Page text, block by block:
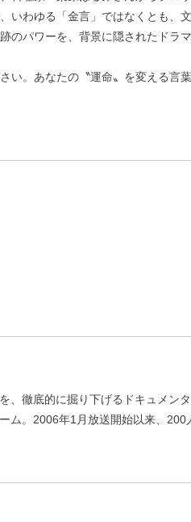
いわゆる「金言」ではなくとも、
のパワーを、背景に隠されたドラ
い。あなたの〝運命〟を変える言
、徹底的に掘り下げるドキュメン
。2006年1月放送開始以来、200